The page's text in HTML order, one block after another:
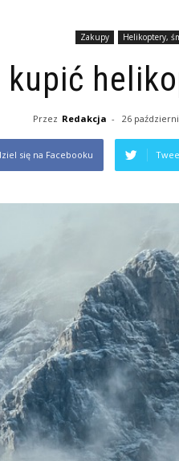
Zakupy Helikoptery,
kupić
Przez Redakcja - 26
się na Facebooku